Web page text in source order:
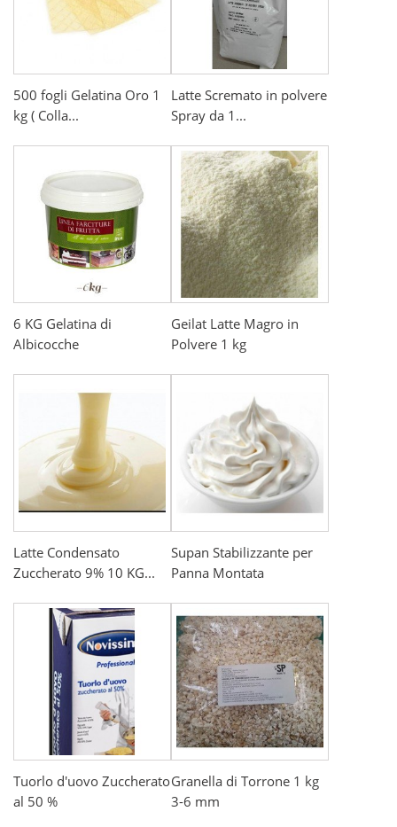
500 fogli Gelatina Oro 1
kg ( Colla...
Latte Scremato in polvere
Spray da 1...
6 KG Gelatina di
Albicocche
Geilat Latte Magro in
Polvere 1 kg
Latte Condensato
Zuccherato 9% 10 KG...
Supan Stabilizzante per
Panna Montata
Tuorlo d'uovo Zuccherato
al 50 %
Granella di Torrone 1 kg
3-6 mm